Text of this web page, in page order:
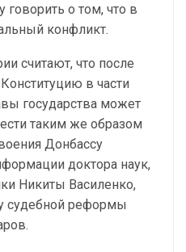
говорить о том, что в
конфликт.
считают, что после
в части
государства может
таким же образом
Донбассу
доктора наук,
Никиты Василенко,
судебной реформы